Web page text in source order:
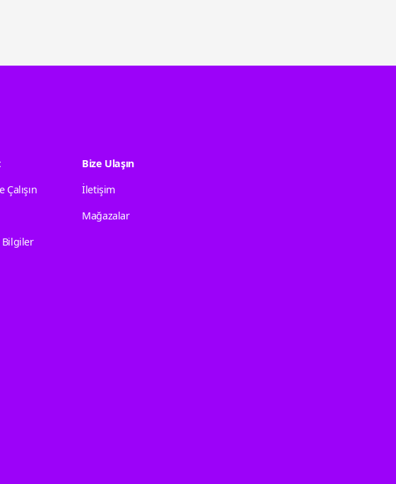
Çalışın
Bilgiler
Bize Ulaşın
İletişim
Mağazalar